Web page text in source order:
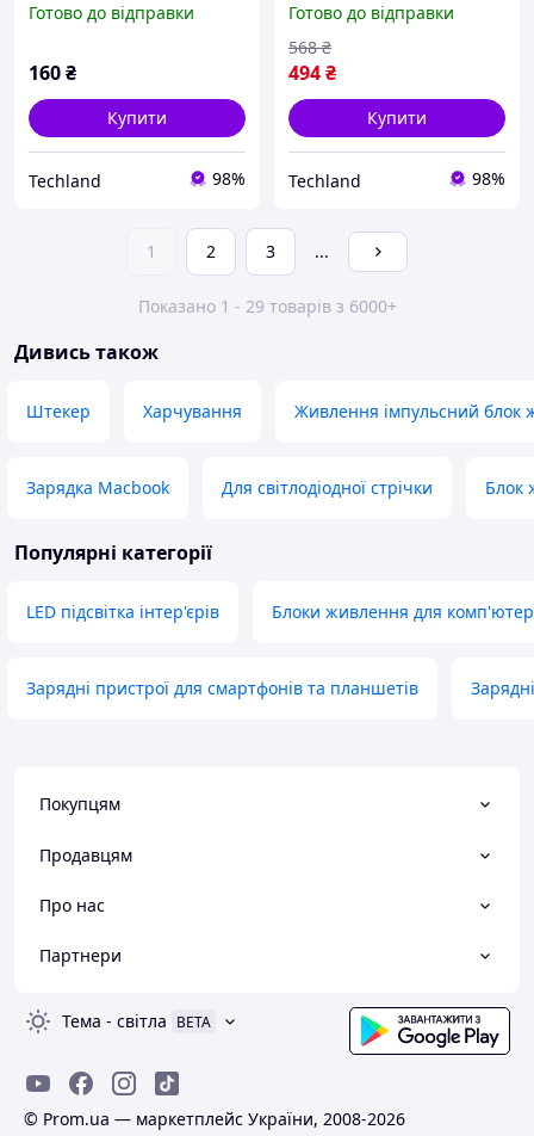
DC75-135В, 2pin, захист
Готово до відправки
160₴
Купити
Techland 98%
потужність 72 Вт, захист
від КЗ
Готово до відправки
494₴
568 ₴
Купити
Techland 98%
1 2 3 ...
Показано 1 - 29 товарів з 6000+
Дивись також
Штекер Харчування Живлення імпульсний блок
Зарядка Macbook Для світлодіодної стрічки Блок
Популярні категорії
LED підсвітка інтер'єрів Блоки живлення для
Зарядні пристрої для смартфонів та планшетів
Покупцям
Продавцям
Про нас
Партнери
Тема - світла BETA
© Prom.ua — маркетплейс України, 2008-2026